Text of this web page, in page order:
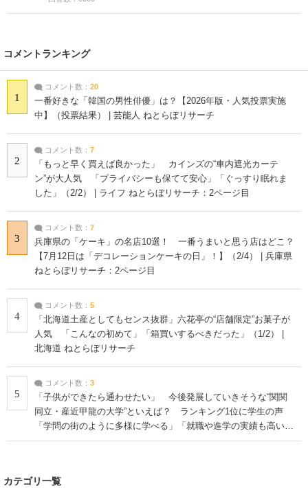
コメントランキング
1
コメント数： 20
一番好きな「韓国の男性俳優」は？【2026年版・人気投票実施
中】（投票結果） | 芸能人 ねとらぼリサーチ
2
コメント数： 7
「もっと早く買えば良かった」 カインズの“車内遮光カーテ
ン”が大人気 「プライバシーも保てて安心」「ぐっすり眠れま
した」（2/2） | ライフ ねとらぼリサーチ：2ページ目
3
コメント数： 7
兵庫県の「ケーキ」の名店10選！ 一番うまいと思う店はどこ？
【7月12日は「デコレーションケーキの日」！】（2/4） | 兵庫県
ねとらぼリサーチ：2ページ目
4
コメント数： 5
「北海道土産としてもセンス抜群」六花亭の“店舗限定”お菓子が
人気 「こんなの初めて」「箱買いするべきだった」（1/2） |
北海道 ねとらぼリサーチ
5
コメント数： 3
「子供ができたら通わせたい」 今後発展していきそうな“関関
同立・産近甲龍の大学”といえば？ ランキング1位に学生の声
「学問の街のように多様に学べる」「就職や進学の実績も高い」
| 大学 ねとらぼリサーチ
カテゴリ一覧